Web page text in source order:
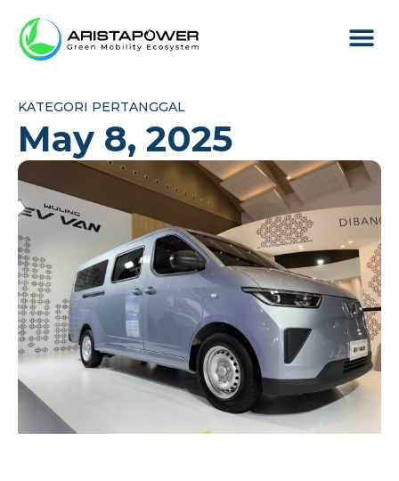
KATEGORI PERTANGGAL
May 8, 2025